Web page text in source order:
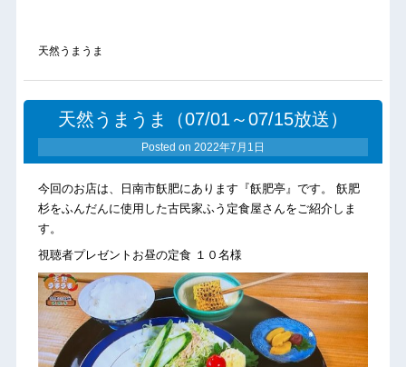
天然うまうま
天然うまうま（07/01～07/15放送）
Posted on 2022年7月1日
今回のお店は、日南市飫肥にあります『飫肥亭』です。 飫肥
杉をふんだんに使用した古民家ふう定食屋さんをご紹介しま
す。
視聴者プレゼントお昼の定食 １０名様